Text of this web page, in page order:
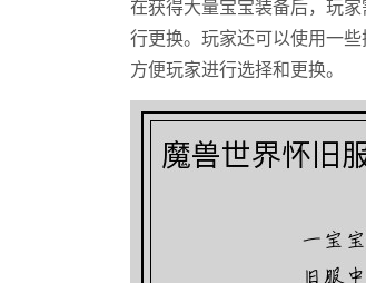
在获得大量宝宝装备后，玩
行更换。玩家还可以使用一
方便玩家进行选择和更换。